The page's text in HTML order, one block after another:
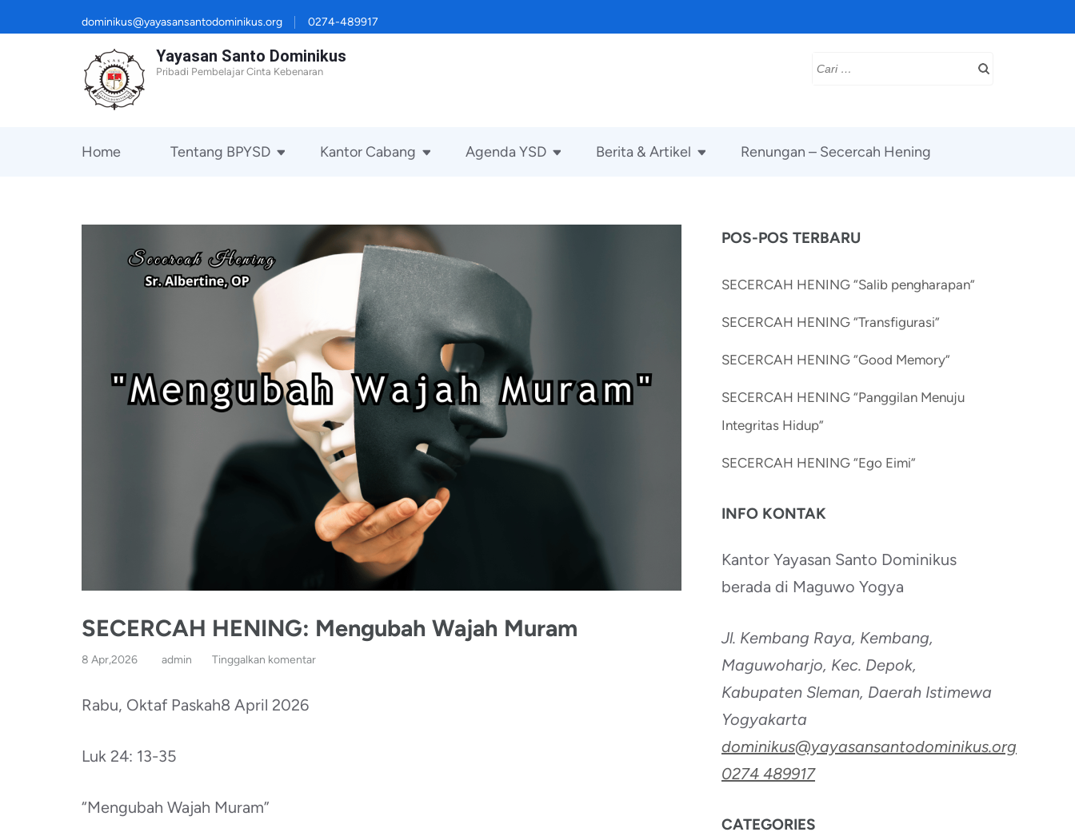
ke
dominikus@yayasansantodominikus.org 0274-489917
Yayasan Santo Dominikus
Pribadi Pembelajar Cinta Kebenaran
Cari
Home Tentang BPYSD Kantor Cabang Agenda YSD Berita & Artikel Renungan – Secercah Hening
SECERCAH HENING: Mengubah Wajah Muram
8 Apr,2026 admin Tinggalkan komentar
Rabu, Oktaf Paskah8 April 2026
Luk 24: 13-35
“Mengubah Wajah Muram”
POS-POS TERBARU
SECERCAH HENING “Salib pengharapan”
SECERCAH HENING “Transfigurasi”
SECERCAH HENING “Good Memory”
SECERCAH HENING “Panggilan Menuju
Integritas Hidup”
SECERCAH HENING “Ego Eimi”
INFO KONTAK
Kantor Yayasan Santo Dominikus
berada di Maguwo Yogya
Jl. Kembang Raya, Kembang,
Maguwoharjo, Kec. Depok,
Kabupaten Sleman, Daerah Istimewa
Yogyakarta
dominikus@yayasansantodominikus.org
0274 489917
CATEGORIES